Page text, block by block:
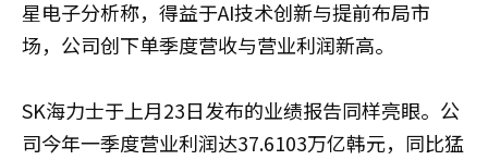
星电子分析称，得益于AI技术创新与提前布局市
场，公司创下单季度营收与营业利润新高。
SK海力士于上月23日发布的业绩报告同样亮眼。公
司今年一季度营业利润达37.6103万亿韩元，同比猛